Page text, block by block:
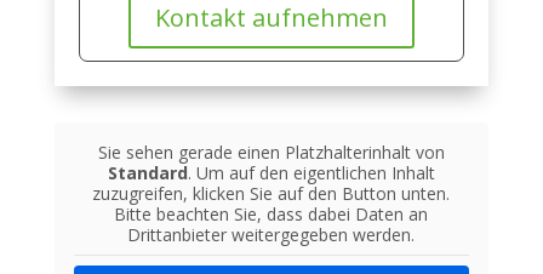
Kontakt aufnehmen
Sie sehen gerade einen Platzhalterinhalt von
Standard. Um auf den eigentlichen Inhalt
zuzugreifen, klicken Sie auf den Button unten.
Bitte beachten Sie, dass dabei Daten an
Drittanbieter weitergegeben werden.